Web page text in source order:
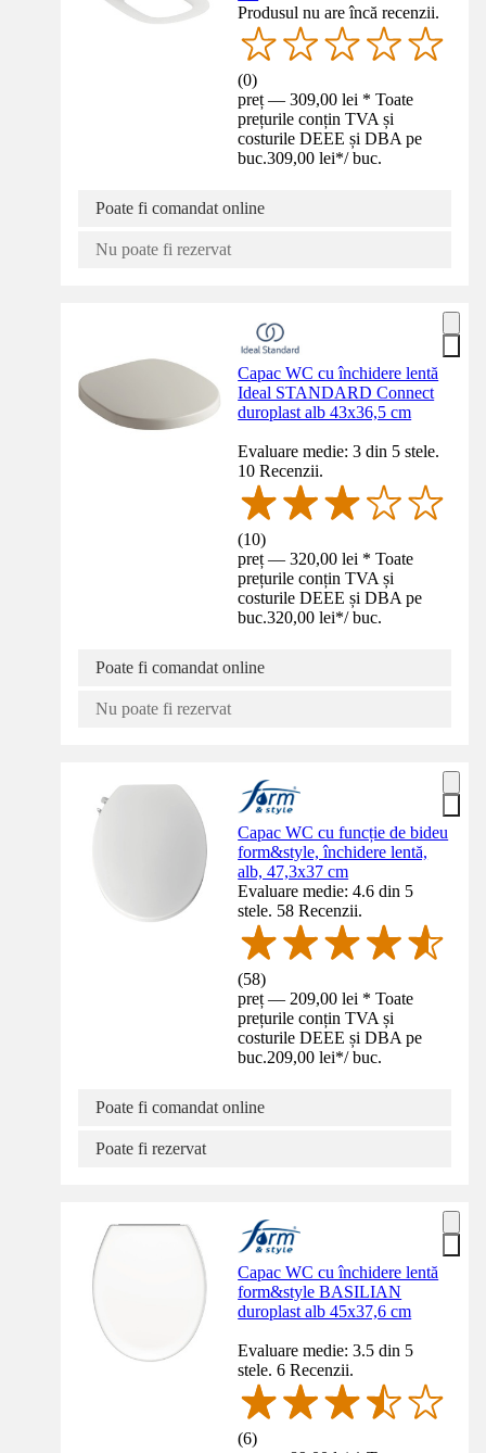
Produsul nu are încă recenzii.
(0)
preț — 309,00 lei * Toate
prețurile conțin TVA și
costurile DEEE și DBA pe
buc.309,00 lei*/ buc.
Poate fi comandat online
Nu poate fi rezervat
Capac WC cu închidere lentă
Ideal STANDARD Connect
duroplast alb 43x36,5 cm
Evaluare medie: 3 din 5 stele.
10 Recenzii.
(10)
preț — 320,00 lei * Toate
prețurile conțin TVA și
costurile DEEE și DBA pe
buc.320,00 lei*/ buc.
Poate fi comandat online
Nu poate fi rezervat
Capac WC cu funcție de bideu
form&style, închidere lentă,
alb, 47,3x37 cm
Evaluare medie: 4.6 din 5
stele. 58 Recenzii.
(58)
preț — 209,00 lei * Toate
prețurile conțin TVA și
costurile DEEE și DBA pe
buc.209,00 lei*/ buc.
Poate fi comandat online
Poate fi rezervat
Capac WC cu închidere lentă
form&style BASILIAN
duroplast alb 45x37,6 cm
Evaluare medie: 3.5 din 5
stele. 6 Recenzii.
(6)